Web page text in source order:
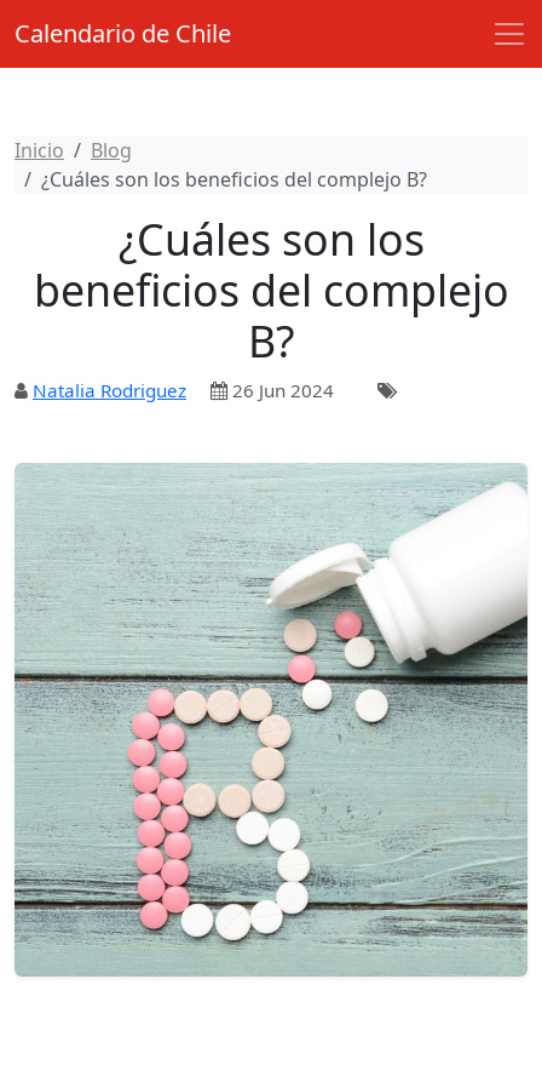
Calendario de Chile
Inicio
Blog
¿Cuáles son los beneficios del complejo B?
¿Cuáles son los
beneficios del complejo
B?
Natalia Rodriguez 26 Jun 2024